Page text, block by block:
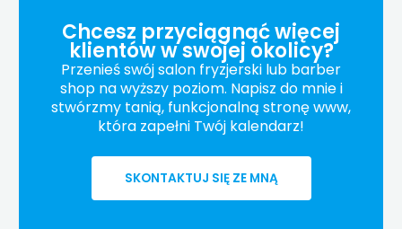
Chcesz przyciągnąć więcej
klientów w swojej okolicy?
Przenieś swój salon fryzjerski lub barber
shop na wyższy poziom. Napisz do mnie i
stwórzmy tanią, funkcjonalną stronę www,
która zapełni Twój kalendarz!
SKONTAKTUJ SIĘ ZE MNĄ